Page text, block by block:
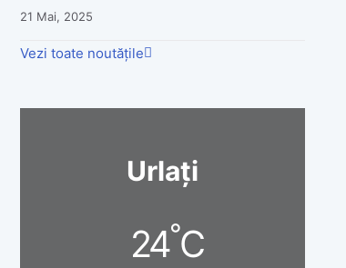
21 Mai, 2025
Vezi toate noutățile
Urlați
24°C